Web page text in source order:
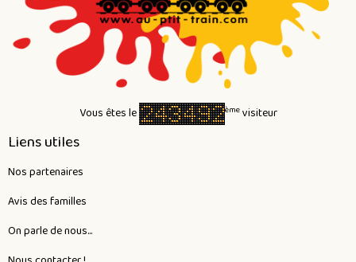
Vous êtes le èmevisiteur
Liens utiles
Nos partenaires
Avis des familles
On parle de nous...